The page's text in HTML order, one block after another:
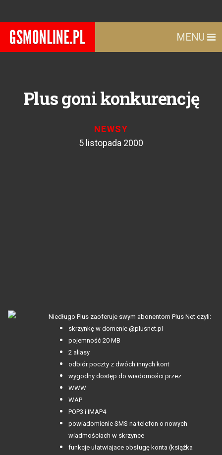
MENU
Plus goni konkurencję
NEWSY
5 listopada 2000
Niedługo Plus zaoferuje swym abonentom Plus Net czyli:
skrzynkę w domenie @plusnet.pl
pojemność 20 MB
2 aliasy
odbiór poczty z dwóch innych kont
wygodny dostęp do wiadomości przez:
WWW
WAP
POP3 i IMAP4
powiadomienie SMS na telefon o nowych
wiadmościach w skrzynce
funkcje ułatwiajace obsługę konta (książka